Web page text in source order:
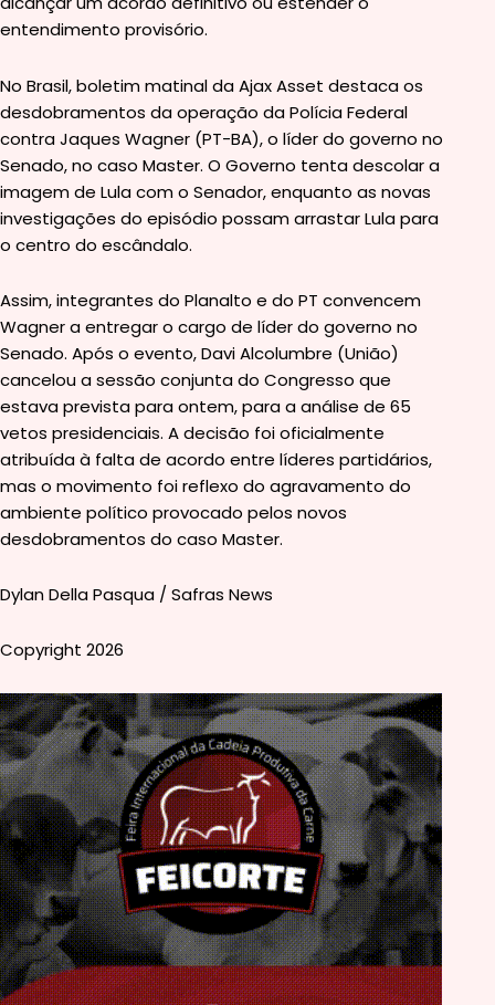
entendimento provisório.
No Brasil, boletim matinal da Ajax Asset destaca os
desdobramentos da operação da Polícia Federal
contra Jaques Wagner (PT-BA), o líder do governo no
Senado, no caso Master. O Governo tenta descolar a
imagem de Lula com o Senador, enquanto as novas
investigações do episódio possam arrastar Lula para
o centro do escândalo.
Assim, integrantes do Planalto e do PT convencem
Wagner a entregar o cargo de líder do governo no
Senado. Após o evento, Davi Alcolumbre (União)
cancelou a sessão conjunta do Congresso que
estava prevista para ontem, para a análise de 65
vetos presidenciais. A decisão foi oficialmente
atribuída à falta de acordo entre líderes partidários,
mas o movimento foi reflexo do agravamento do
ambiente político provocado pelos novos
desdobramentos do caso Master.
Dylan Della Pasqua / Safras News
Copyright 2026